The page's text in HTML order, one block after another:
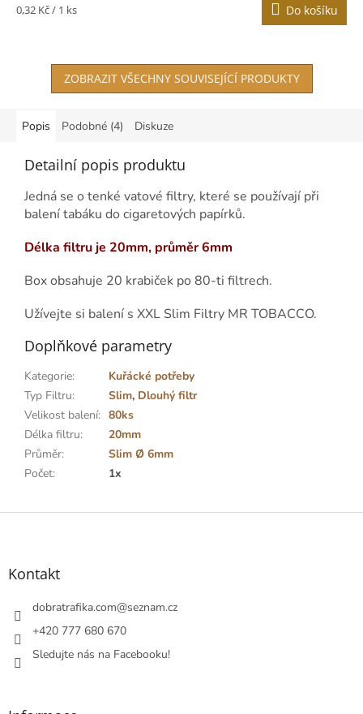
Měrná
0,32 Kč / 1 ks Do košíku
ZOBRAZIT VŠECHNY SOUVISEJÍCÍ PRODUKTY
Popis Podobné (4) Diskuze
Detailní popis produktu
Jedná se o tenké vatové filtry, které se používají při
balení tabáku do cigaretových papírků.
Délka filtru je 20mm, průměr 6mm
Box obsahuje 20 krabiček po 80-ti filtrech.
Užívejte si balení s XXL Slim Filtry MR TOBACCO.
Doplňkové parametry
Kategorie:
Kuřácké potřeby
Typ Filtru: Slim, Dlouhý filtr
Velikost balení: 80ks
Délka filtru:
20mm
Průměr:
Slim Ø 6mm
Počet: 1x
Z
Kontakt
dobratrafika.com@seznam.cz
+420 777 680 670
Sledujte nás na Facebooku!